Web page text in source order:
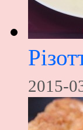
2015-